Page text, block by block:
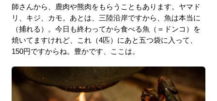
師さんから、鹿肉や熊肉をもらうこともあります。ヤマド
リ、キジ、カモ。あとは、三陸沿岸ですから、魚は本当に
（捕れる）。今日も終わってから食べる魚（＝ドンコ）を
焼いてますけれど、これ（4匹）にあと五つ袋に入って、
150円ですからね。豊かです、ここは。